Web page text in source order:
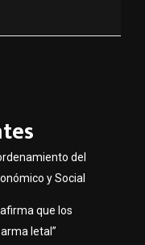
del
y Social
que los
letal”